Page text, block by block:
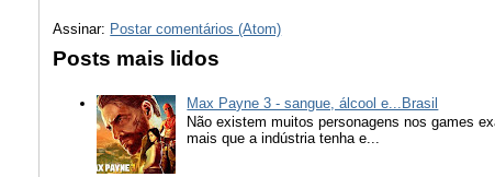
Assinar: Postar comentários (Atom)
Posts mais lidos
Max Payne 3 - sangue, álcool e...Brasil
Não existem muitos personagens nos games
mais que a indústria tenha e...